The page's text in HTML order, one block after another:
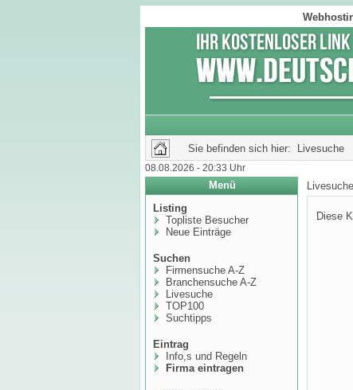
Sie befinden sich hier: Livesuche
08.08.2026 - 20:33 Uhr
Menü
Listing
Topliste Besucher
Neue Einträge
Suchen
Firmensuche A-Z
Branchensuche A-Z
Livesuche
TOP100
Suchtipps
Eintrag
Info,s und Regeln
Firma eintragen
Livesuche
Diese